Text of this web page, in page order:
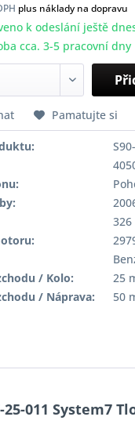
plus náklady na dopravu
k odeslání ještě
cca. 3-5 pracovní dny
Pamatujte si
326
/ Kolo:
25
/ Náprava:
50
25-011 System7